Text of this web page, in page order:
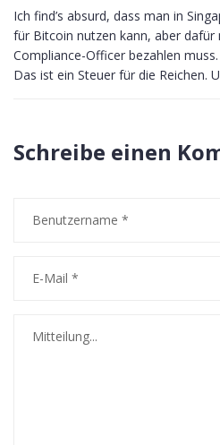
Ich find’s absurd, dass man in
für Bitcoin nutzen kann, aber dafür
Compliance-Officer bezahlen
Das ist ein Steuer für die Reichen.
Schreibe einen